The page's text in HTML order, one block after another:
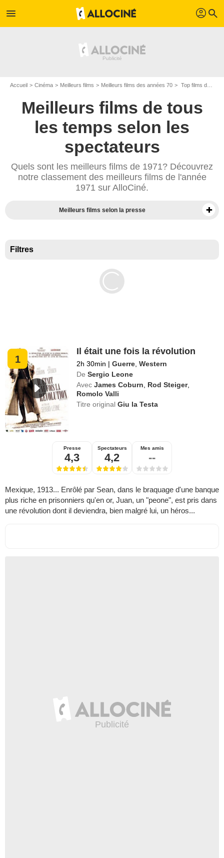
menu profil search
Accueil Cinéma Meilleurs films Meilleurs films des années 70 Top films de 1971
Meilleurs films de tous
les temps selon les
spectateurs
Quels sont les meilleurs films de 1971? Découvrez
notre classement des meilleurs films de l'année
1971 sur AlloCiné.
Meilleurs films selon la presse
Filtres
1
Il était une fois la révolution
2h 30min | Guerre ,Western
De Sergio Leone
Avec James Coburn Rod Steiger,
Romolo Valli
Titre originalGiu la Testa
Presse
4,3
Spectateurs
4,2
Mes amis
--
Mexique, 1913... Enrôlé par Sean, dans le braquage d'une banque
plus riche en prisonniers qu'en or, Juan, un "peone", est pris dans
une révolution dont il deviendra, bien malgré lui, un héros...